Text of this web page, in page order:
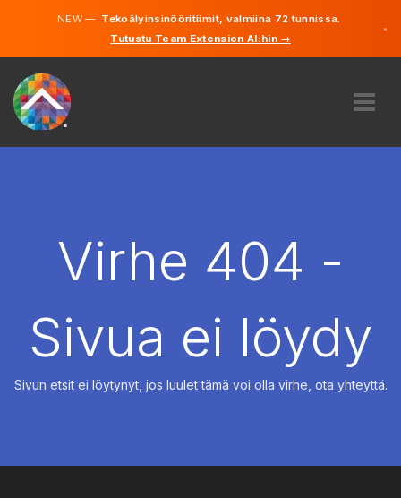
NEW —Tekoälyinsinööritiimit, valmiina 72 tunnissa.
Tutustu Team Extension AI:hin →
×
VUOKRAUS
Saksa
Englanti
Virhe 404 -
Sivua ei löydy
Sivun etsit ei löytynyt, jos luulet tämä voi olla virhe, ota yhteyttä.